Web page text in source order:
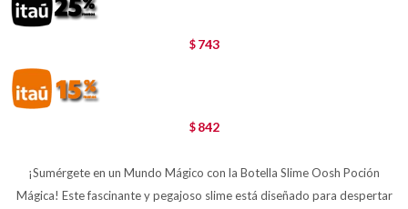
$ 743
$ 842
¡Sumérgete en un Mundo Mágico con la Botella Slime Oosh Poción
Mágica! Este fascinante y pegajoso slime está diseñado para despertar